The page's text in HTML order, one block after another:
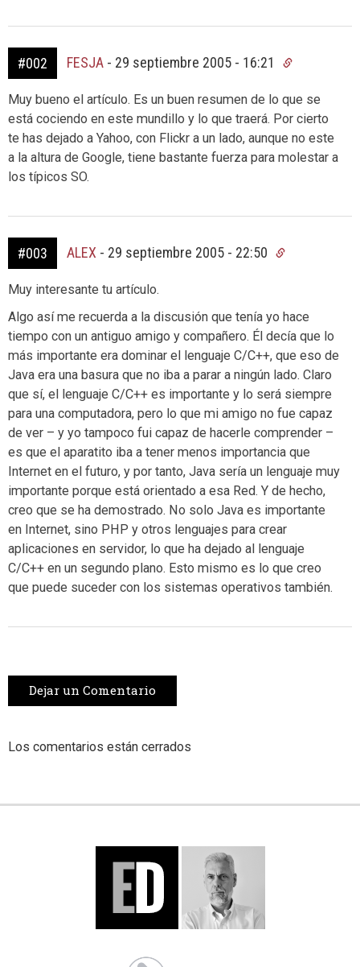
#002 FESJA - 29 septiembre 2005 - 16:21
Muy bueno el artículo. Es un buen resumen de lo que se
está cociendo en este mundillo y lo que traerá. Por cierto
te has dejado a Yahoo, con Flickr a un lado, aunque no este
a la altura de Google, tiene bastante fuerza para molestar a
los típicos SO.
#003 ALEX - 29 septiembre 2005 - 22:50
Muy interesante tu artículo.
Algo así me recuerda a la discusión que tenía yo hace
tiempo con un antiguo amigo y compañero. Él decía que lo
más importante era dominar el lenguaje C/C++, que eso de
Java era una basura que no iba a parar a ningún lado. Claro
que sí, el lenguaje C/C++ es importante y lo será siempre
para una computadora, pero lo que mi amigo no fue capaz
de ver – y yo tampoco fui capaz de hacerle comprender –
es que el aparatito iba a tener menos importancia que
Internet en el futuro, y por tanto, Java sería un lenguaje muy
importante porque está orientado a esa Red. Y de hecho,
creo que se ha demostrado. No solo Java es importante
en Internet, sino PHP y otros lenguajes para crear
aplicaciones en servidor, lo que ha dejado al lenguaje
C/C++ en un segundo plano. Esto mismo es lo que creo
que puede suceder con los sistemas operativos también.
Dejar un Comentario
Los comentarios están cerrados